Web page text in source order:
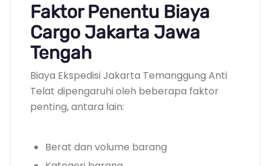
Faktor Penentu Biaya
Cargo Jakarta Jawa
Tengah
Biaya Ekspedisi Jakarta Temanggung Anti
Telat dipengaruhi oleh beberapa faktor
penting, antara lain:
Berat dan volume barang